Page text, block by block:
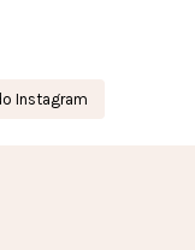
Instagram